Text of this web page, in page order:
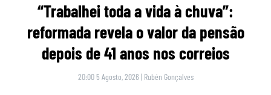
“Trabalhei toda a vida à chuva”:
reformada revela o valor da pensão
depois de 41 anos nos correios
20:00 5 Agosto, 2026 | Rubén Gonçalves